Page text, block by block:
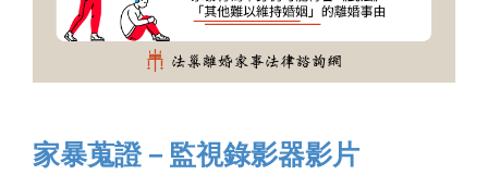
家暴蒐證－監視錄影器影片